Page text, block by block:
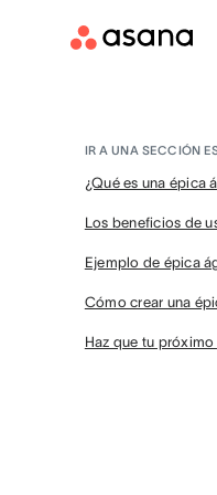
IR A UNA SECCIÓN
¿Qué es una épica
Los beneficios de
Ejemplo de épica
Cómo crear una
Haz que tu